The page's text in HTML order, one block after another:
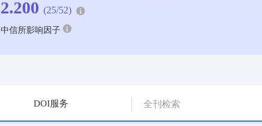
2.200 (25/52)
中信所影响因子
DOI服务